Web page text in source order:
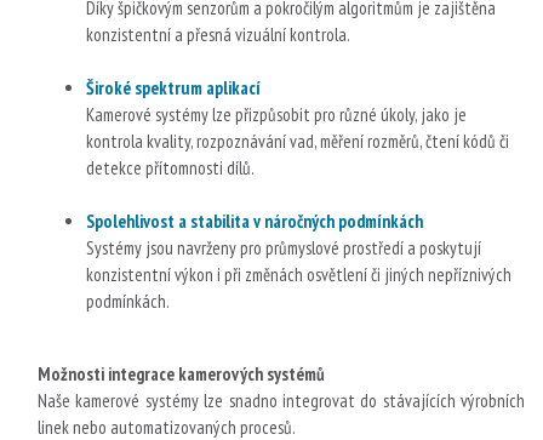
Díky špičkovým senzorům a pokročilým algoritmům je zajištěna
konzistentní a přesná vizuální kontrola.
Široké spektrum aplikací
Kamerové systémy lze přizpůsobit pro různé úkoly, jako je
kontrola kvality, rozpoznávání vad, měření rozměrů, čtení kódů či
detekce přítomnosti dílů.
Spolehlivost a stabilita v náročných podmínkách
Systémy jsou navrženy pro průmyslové prostředí a poskytují
konzistentní výkon i při změnách osvětlení či jiných nepříznivých
podmínkách.
Možnosti integrace kamerových systémů
Naše kamerové systémy lze snadno integrovat do stávajících výrobních
linek nebo automatizovaných procesů.